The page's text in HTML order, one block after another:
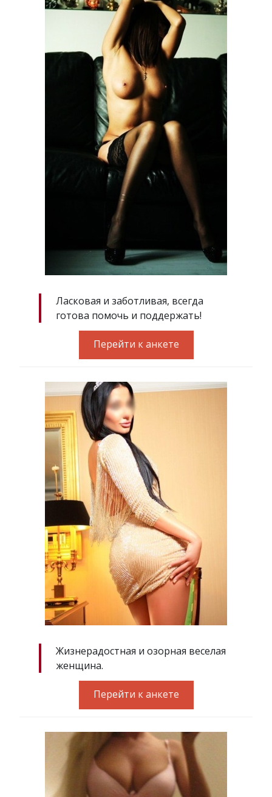
Ласковая и заботливая, всегда
готова помочь и поддержать!
Перейти к анкете
Жизнерадостная и озорная веселая
женщина.
Перейти к анкете